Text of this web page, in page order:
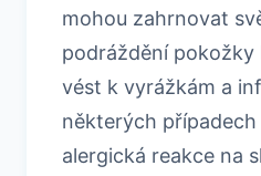
mohou zahrnovat
podráždění pokožky
vést k vyrážkám a
některých
alergická reakce na